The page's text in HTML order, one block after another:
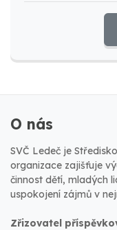
O nás
SVČ Ledeč je
organizace zajišťuje
činnost dětí, mladých
uspokojení zájmů v
Zřizovatel